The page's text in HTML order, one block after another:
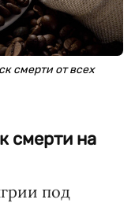
смерти от всех
смерти на
под